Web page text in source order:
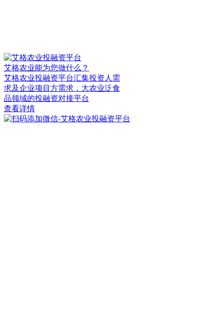
艾格农业能为您做什么？
艾格农业投融资平台汇集投资人需
求及企业项目方需求，大农业泛食
品领域的投融资对接平台
查看详情